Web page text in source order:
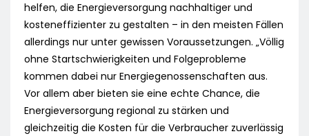
helfen, die Energieversorgung nachhaltiger und
kosteneffizienter zu gestalten – in den meisten Fällen
allerdings nur unter gewissen Voraussetzungen. „Völlig
ohne Startschwierigkeiten und Folgeprobleme
kommen dabei nur Energiegenossenschaften aus.
Vor allem aber bieten sie eine echte Chance, die
Energieversorgung regional zu stärken und
gleichzeitig die Kosten für die Verbraucher zuverlässig